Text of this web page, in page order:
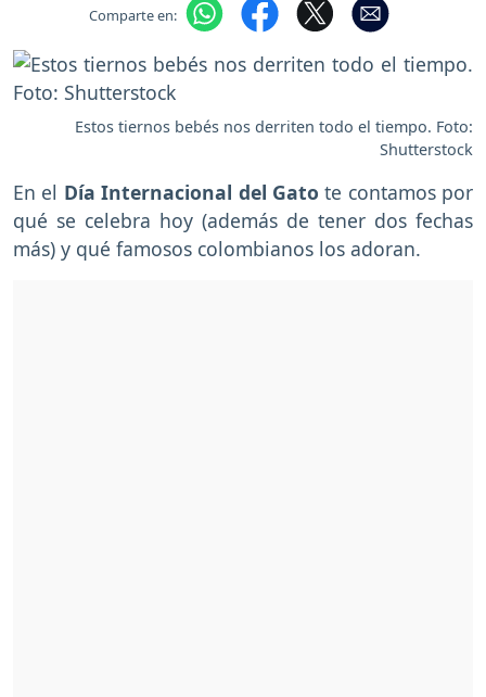
Comparte en:
Estos tiernos bebés nos derriten todo el tiempo. Foto:
Shutterstock
En el Día Internacional del Gato te contamos por
qué se celebra hoy (además de tener dos fechas
más) y qué famosos colombianos los adoran.